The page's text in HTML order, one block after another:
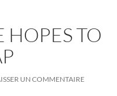
HOPES TO
UN COMMENTAIRE